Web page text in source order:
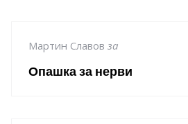
Мартин Славов за
Опашка за нерви